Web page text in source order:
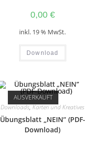
0,00 €
inkl. 19 % MwSt.
Download
AUSVERKAUFT
Downloads,Karten und Kreatives
Übungsblatt „NEIN“ (PDF-
Download)